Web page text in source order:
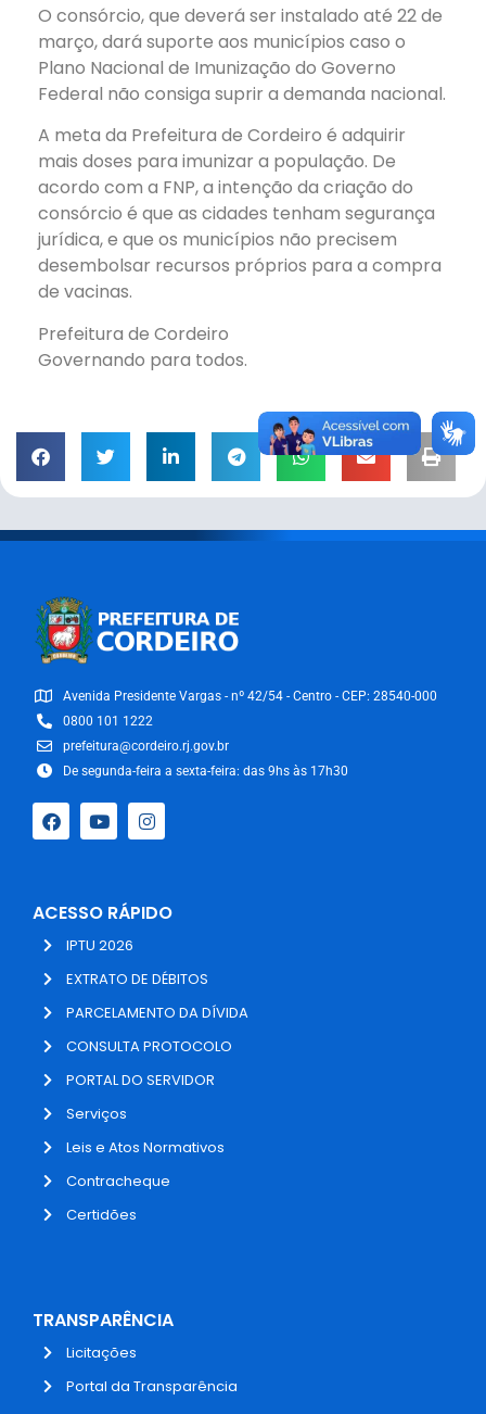
O consórcio, que deverá ser instalado até 22 de
março, dará suporte aos municípios caso o
Plano Nacional de Imunização do Governo
Federal não consiga suprir a demanda nacional.
A meta da Prefeitura de Cordeiro é adquirir
mais doses para imunizar a população. De
acordo com a FNP, a intenção da criação do
consórcio é que as cidades tenham segurança
jurídica, e que os municípios não precisem
desembolsar recursos próprios para a compra
de vacinas.
Prefeitura de Cordeiro
Governando para todos.
Avenida Presidente Vargas - nº 42/54 - Centro - CEP: 28540-000
0800 101 1222
prefeitura@cordeiro.rj.gov.br
De segunda-feira a sexta-feira: das 9hs às 17h30
ACESSO RÁPIDO
IPTU 2026
EXTRATO DE DÉBITOS
PARCELAMENTO DA DÍVIDA
CONSULTA PROTOCOLO
PORTAL DO SERVIDOR
Serviços
Leis e Atos Normativos
Contracheque
Certidões
TRANSPARÊNCIA
Licitações
Portal da Transparência